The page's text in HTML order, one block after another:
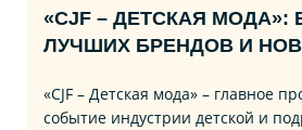
«CJF – ДЕТСКАЯ МОДА»:
ЛУЧШИХ БРЕНДОВ И
«CJF – Детская мода» – главное
событие индустрии детской и